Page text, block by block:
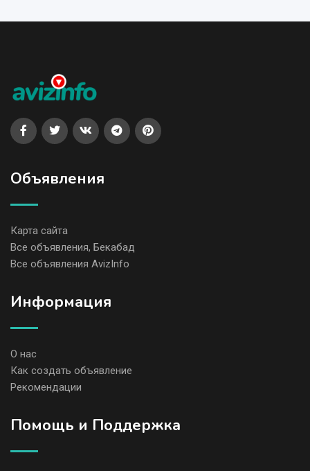
Объявления
Карта сайта
Все объявления, Бекабад
Все объявления AvizInfo
Информация
О нас
Как создать объявление
Рекомендации
Помощь и Поддержка